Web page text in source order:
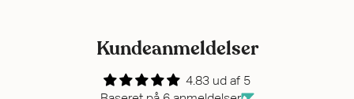
Kundeanmeldelser
4.83 ud af 5